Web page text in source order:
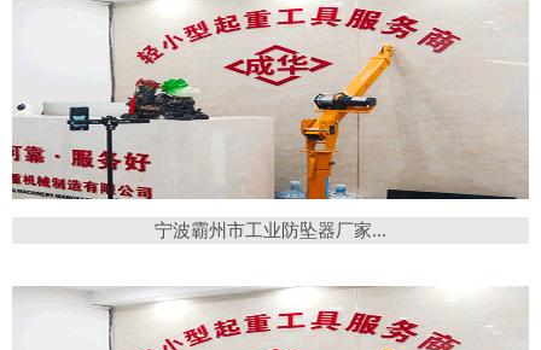
宁波霸州市工业防坠器厂家...